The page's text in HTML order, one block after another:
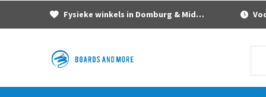
Fysieke winkels in Domburg & Middelburg